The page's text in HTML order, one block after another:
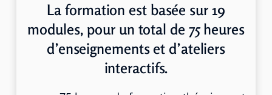
La formation est basée sur 19
modules, pour un total de 75 heures
d’enseignements et d’ateliers
interactifs.